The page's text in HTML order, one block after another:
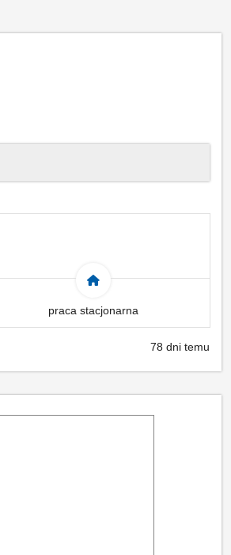
praca stacjonarna
78 dni temu